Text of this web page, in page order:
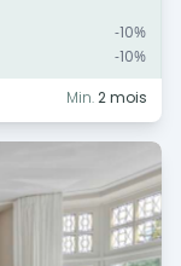
-10%
-10%
Min.2 mois